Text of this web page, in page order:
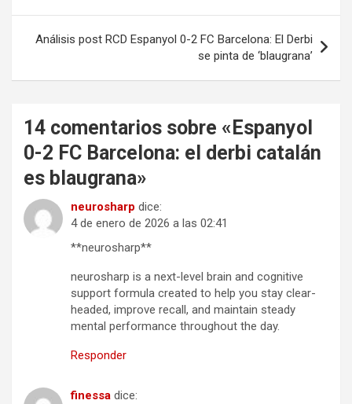
entradas
Análisis post RCD Espanyol 0-2 FC Barcelona: El Derbi
se pinta de ‘blaugrana’
14 comentarios sobre « Espanyol
0-2 FC Barcelona: el derbi catalán
es blaugrana»
neurosharp dice:
4 de enero de 2026 a las 02:41
**neurosharp**
neurosharp is a next-level brain and cognitive
support formula created to help you stay clear-
headed, improve recall, and maintain steady
mental performance throughout the day.
Responder
finessa dice: